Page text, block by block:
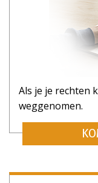
Als je je rechten
weggenomen.